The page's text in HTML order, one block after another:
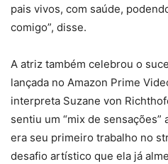
pais vivos, com saúde,
comigo”, disse.
A atriz também celebrou o
lançada no Amazon Prime
interpreta Suzane von
sentiu um “mix de sensações”
era seu primeiro trabalho no
desafio artístico que ela já